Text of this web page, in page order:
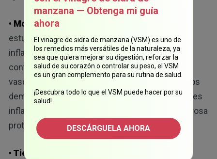
• Modula la vía MAPK:
estudio anterior, esta vía provoca respuestas
inflamatorias en los vasos sanguíneos, lo que
contribuye a la acumulación de placa y al daño
vascular si no se controla. Los estudios revisados
demostraron que la fisetina bloquea estas señales
inflamatorias en su origen, lo que crea una poderosa
protección contra las enfermedades cardíacas.
• Tiene capacidades antioxidantes:
manzana — Obtenga mi guía
ahora
El vinagre de sidra de manzana (VSM) es uno de
los remedios más versátiles de la naturaleza, ya
sea que quiera mejorar su digestión, reforzar la
salud de su corazón o controlar su peso, el VSM
es un gran complemento para su rutina de salud.
¡Descubra todo lo que el VSM puede hacer por su
salud!
DESCÁRGUELA AHORA